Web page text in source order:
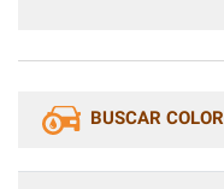
BUSCAR COLOR